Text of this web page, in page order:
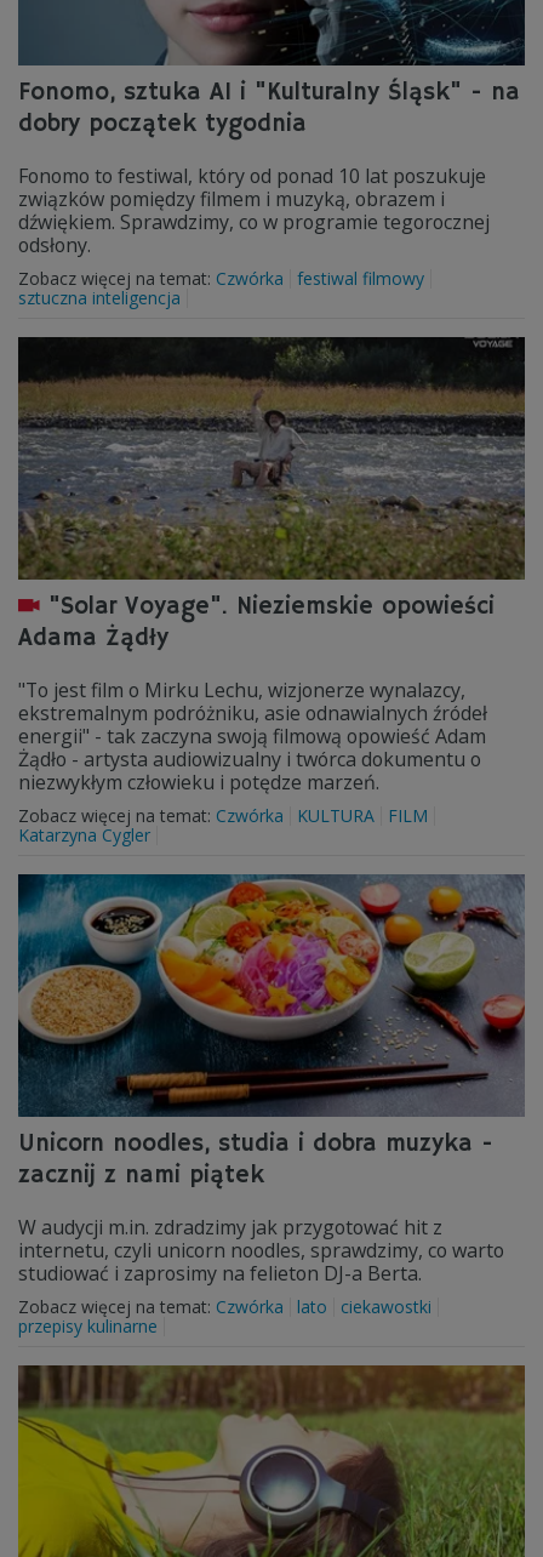
Fonomo, sztuka AI i "Kulturalny Śląsk" - na
dobry początek tygodnia
Fonomo to festiwal, który od ponad 10 lat poszukuje
związków pomiędzy filmem i muzyką, obrazem i
dźwiękiem. Sprawdzimy, co w programie tegorocznej
odsłony.
Zobacz więcej na temat: Czwórka
festiwal filmowy
sztuczna inteligencja
"Solar Voyage". Nieziemskie opowieści
Adama Żądły
"To jest film o Mirku Lechu, wizjonerze wynalazcy,
ekstremalnym podróżniku, asie odnawialnych źródeł
energii" - tak zaczyna swoją filmową opowieść Adam
Żądło - artysta audiowizualny i twórca dokumentu o
niezwykłym człowieku i potędze marzeń.
Zobacz więcej na temat: Czwórka KULTURA
FILM
Katarzyna Cygler
Unicorn noodles, studia i dobra muzyka -
zacznij z nami piątek
W audycji m.in. zdradzimy jak przygotować hit z
internetu, czyli unicorn noodles, sprawdzimy, co warto
studiować i zaprosimy na felieton DJ-a Berta.
Zobacz więcej na temat: Czwórka lato
ciekawostki
przepisy kulinarne